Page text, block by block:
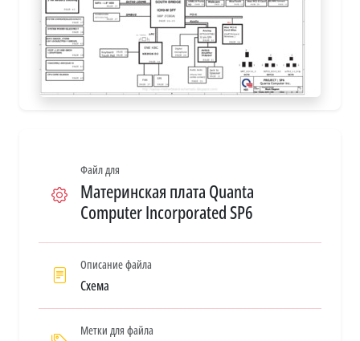
Файл для
Материнская плата Quanta
Computer Incorporated SP6
Описание файла
Схема
Метки для файла